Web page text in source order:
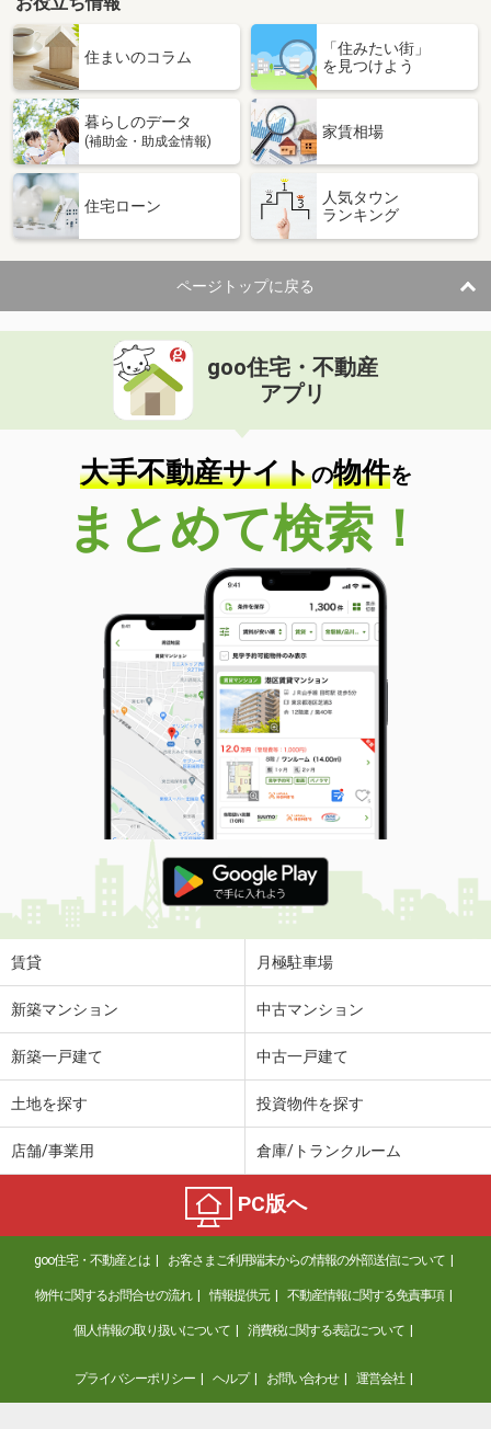
住まいのコラム
「住みたい街」
を見つけよう
暮らしのデータ
(補助金・助成金情報)
家賃相場
住宅ローン
人気タウン
ランキング
ページトップに戻る
goo住宅・不動産
アプリ
大手不動産サイトの物件を
まとめて検索！
賃貸 月極駐車場
新築マンション 中古マンション
新築一戸建て 中古一戸建て
土地を探す 投資物件を探す
店舗/事業用 倉庫/トランクルーム
PC版へ
goo住宅・不動産とは お客さまご利用端末からの情報の外部送信について
物件に関するお問合せの流れ 情報提供元 不動産情報に関する免責事項
個人情報の取り扱いについて 消費税に関する表記について
プライバシーポリシー ヘルプ お問い合わせ 運営会社